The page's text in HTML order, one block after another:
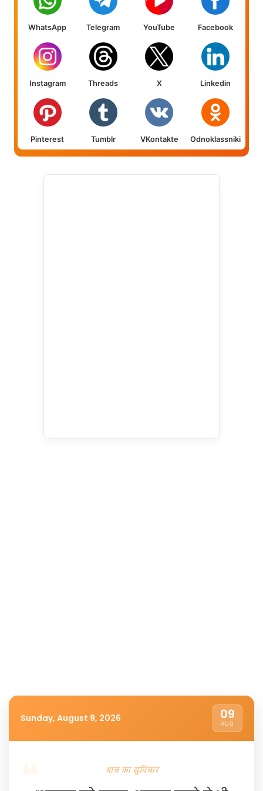
WhatsApp Telegram YouTube Facebook
Instagram Threads X Linkedin
Pinterest Tumblr VKontakte Odnoklassniki
Sunday, August 9, 2026 09
AUG
आज का सुविचार